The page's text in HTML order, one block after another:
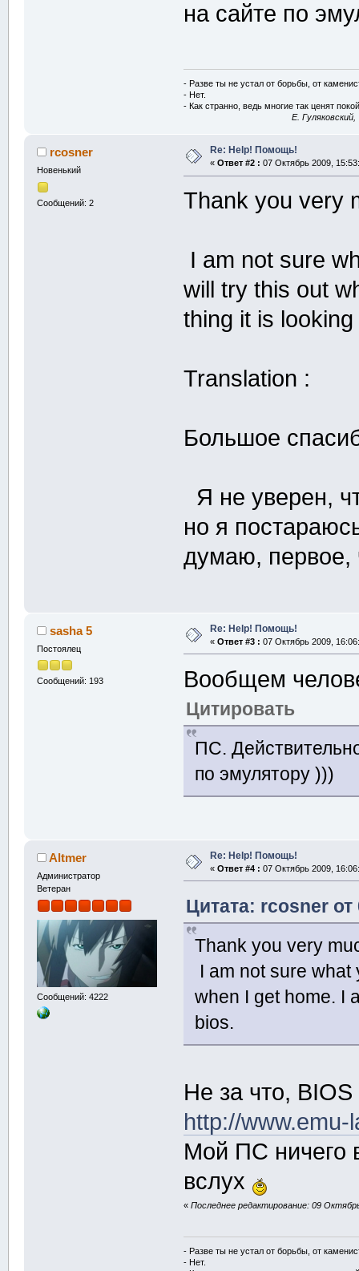
на сайте по
- Разве ты не устал от борьбы, от
- Нет.
- Как странно, ведь многие так ценят
E.
rcosner
Новенький
Сообщений: 2
Re: Help! Помощь!
« Ответ #2 : 07 Октябрь 2009,
Thank you very
I am not sure
will try this out
thing it is
Translation :
Большое
Я не уверен,
но я
думаю, первое,
sasha 5
Постоялец
Сообщений: 193
Re: Help! Помощь!
« Ответ #3 : 07 Октябрь 2009,
Вообщем
Цитировать
ПС.
по эмулятору )))
Altmer
Администратор
Ветеран
Сообщений: 4222
Re: Help! Помощь!
« Ответ #4 : 07 Октябрь 2009,
Цитата: rcosner
Thank you very
I am not sure what
when I get home. I
bios.
Не за что,
http://
Мой ПС ничего
вслух
«Последнее редактирование: 09
- Разве ты не устал от борьбы, от
- Нет.